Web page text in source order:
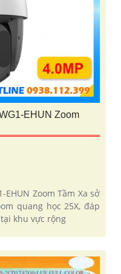
EHUN Zoom
EHUN Zoom Tầm Xa sở
quang học 25X, đáp
khu vực rộng